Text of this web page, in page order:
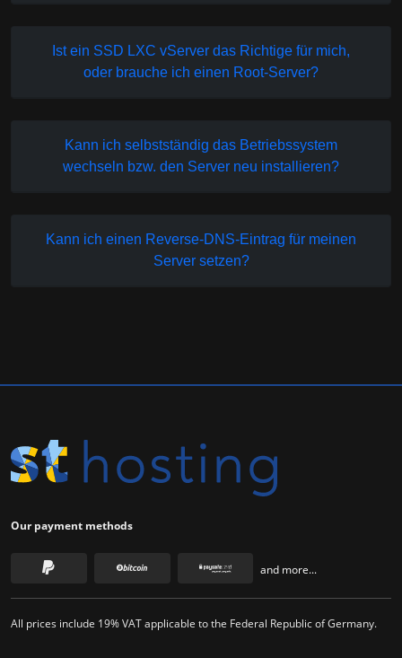
Ist ein SSD LXC vServer das Richtige für mich,
oder brauche ich einen Root-Server?
Kann ich selbstständig das Betriebssystem
wechseln bzw. den Server neu installieren?
Kann ich einen Reverse-DNS-Eintrag für meinen
Server setzen?
Our payment methods
and more...
All prices include 19% VAT applicable to the Federal Republic of Germany.